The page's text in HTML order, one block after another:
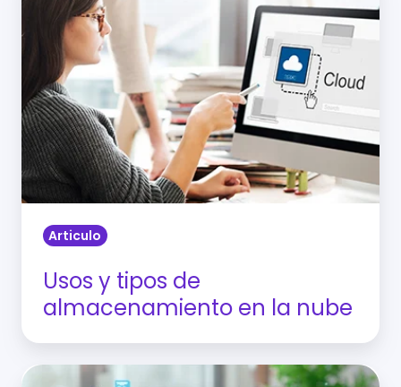
tipos
de
almacenamiento
en
la
nube
Articulo
Usos y tipos de
almacenamiento en la nube
Metodología